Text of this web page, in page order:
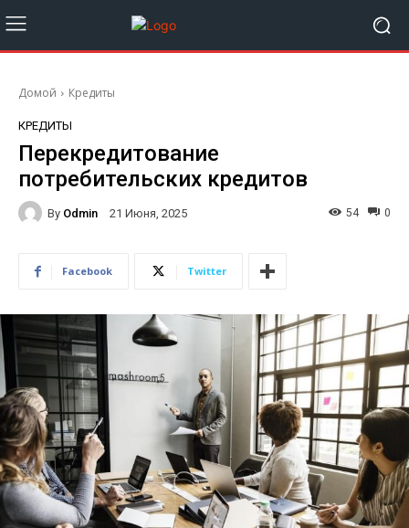
Домой Кредиты
КРЕДИТЫ
Перекредитование
потребительских кредитов
By Odmin 21 Июня, 2025 0
54
Facebook Twitter